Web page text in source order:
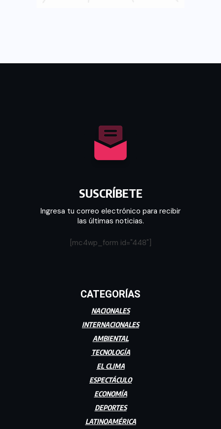
SUSCRÍBETE
Ingresa tu correo electrónico para recibir
las últimas noticias.
[mc4wp_form id="448"]
CATEGORÍAS
NACIONALES
INTERNACIONALES
AMBIENTAL
TECNOLOGÍA
EL CLIMA
ESPECTÁCULO
ECONOMÍA
DEPORTES
LATINOAMÉRICA